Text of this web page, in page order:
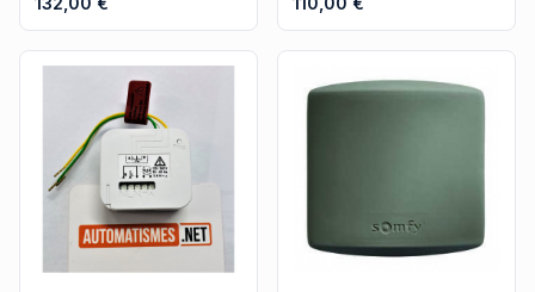
walkie. Pour obtenir des informations sur d'autres produits, vous
radio Marantec.